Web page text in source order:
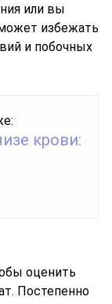
или вы
избежать
и побочных
крови:
оценить
Постепенно